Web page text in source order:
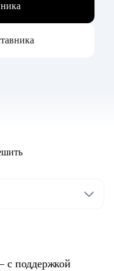
с поддержкой